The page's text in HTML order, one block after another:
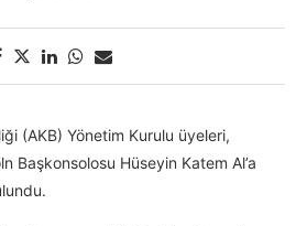
(AKB) Yönetim Kurulu üyeleri,
Başkonsolosu Hüseyin Katem Al’a